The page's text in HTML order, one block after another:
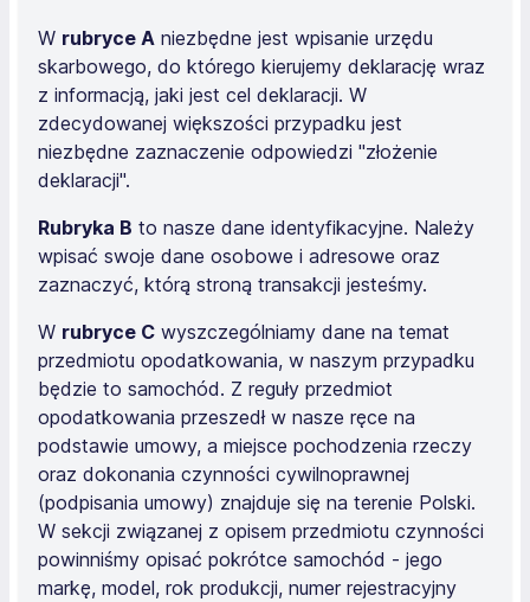
W rubryce A niezbędne jest wpisanie urzędu
skarbowego, do którego kierujemy deklarację wraz
z informacją, jaki jest cel deklaracji. W
zdecydowanej większości przypadku jest
niezbędne zaznaczenie odpowiedzi "złożenie
deklaracji".
Rubryka B to nasze dane identyfikacyjne. Należy
wpisać swoje dane osobowe i adresowe oraz
zaznaczyć, którą stroną transakcji jesteśmy.
W rubryce C wyszczególniamy dane na temat
przedmiotu opodatkowania, w naszym przypadku
będzie to samochód. Z reguły przedmiot
opodatkowania przeszedł w nasze ręce na
podstawie umowy, a miejsce pochodzenia rzeczy
oraz dokonania czynności cywilnoprawnej
(podpisania umowy) znajduje się na terenie Polski.
W sekcji związanej z opisem przedmiotu czynności
powinniśmy opisać pokrótce samochód - jego
markę, model, rok produkcji, numer rejestracyjny